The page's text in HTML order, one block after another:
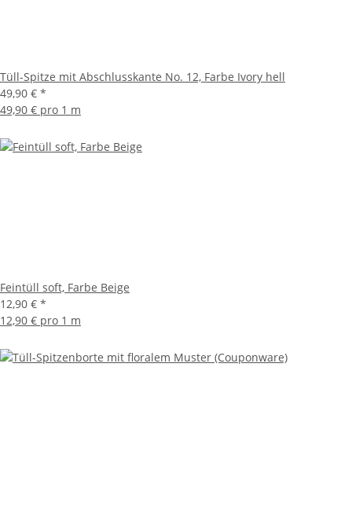
Tüll-Spitze mit Abschlusskante No. 12, Farbe Ivory hell
49,90 € *
49,90 € pro 1 m
Feintüll soft, Farbe Beige
12,90 € *
12,90 € pro 1 m